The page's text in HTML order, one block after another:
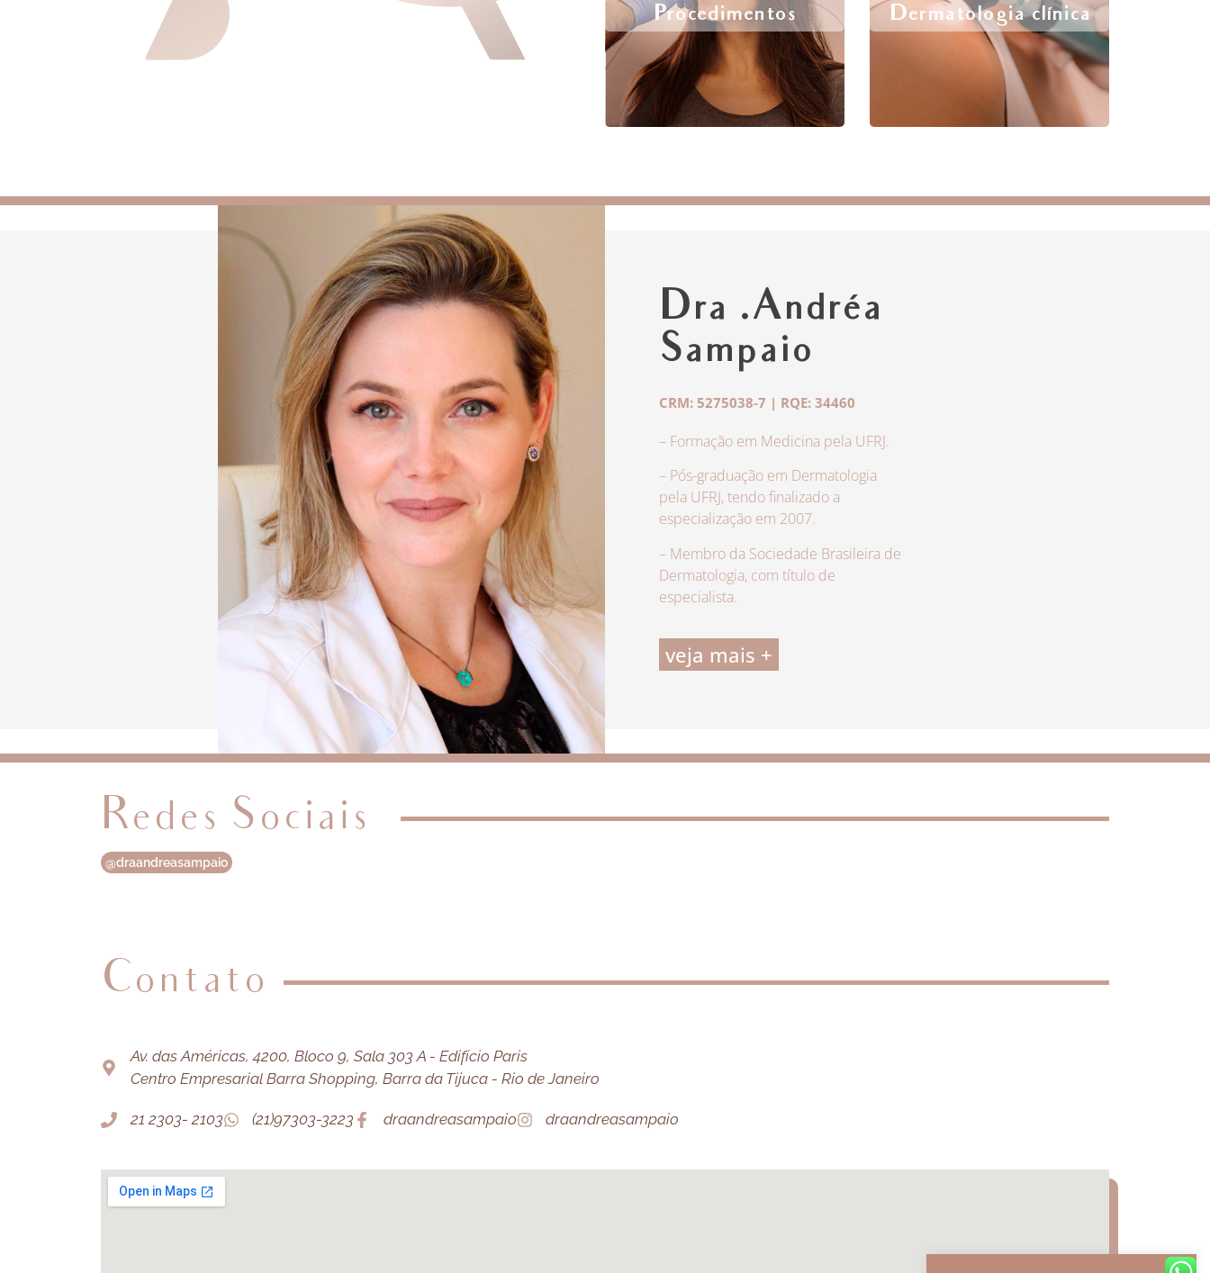
Procedimentos Dermatologia clínica
Dra .Andréa
Sampaio
CRM: 5275038-7 | RQE: 34460
– Formação em Medicina pela UFRJ.
– Pós-graduação em Dermatologia
pela UFRJ, tendo finalizado a
especialização em 2007.
– Membro da Sociedade Brasileira de
Dermatologia, com título de
especialista.
veja mais +
Redes Sociais
@draandreasampaio
Contato
Av. das Américas, 4200, Bloco 9, Sala 303 A - Edifício Paris
Centro Empresarial Barra Shopping, Barra da Tijuca - Rio de Janeiro
21 2303- 2103 (21)97303-3223 draandreasampaio draandreasampaio